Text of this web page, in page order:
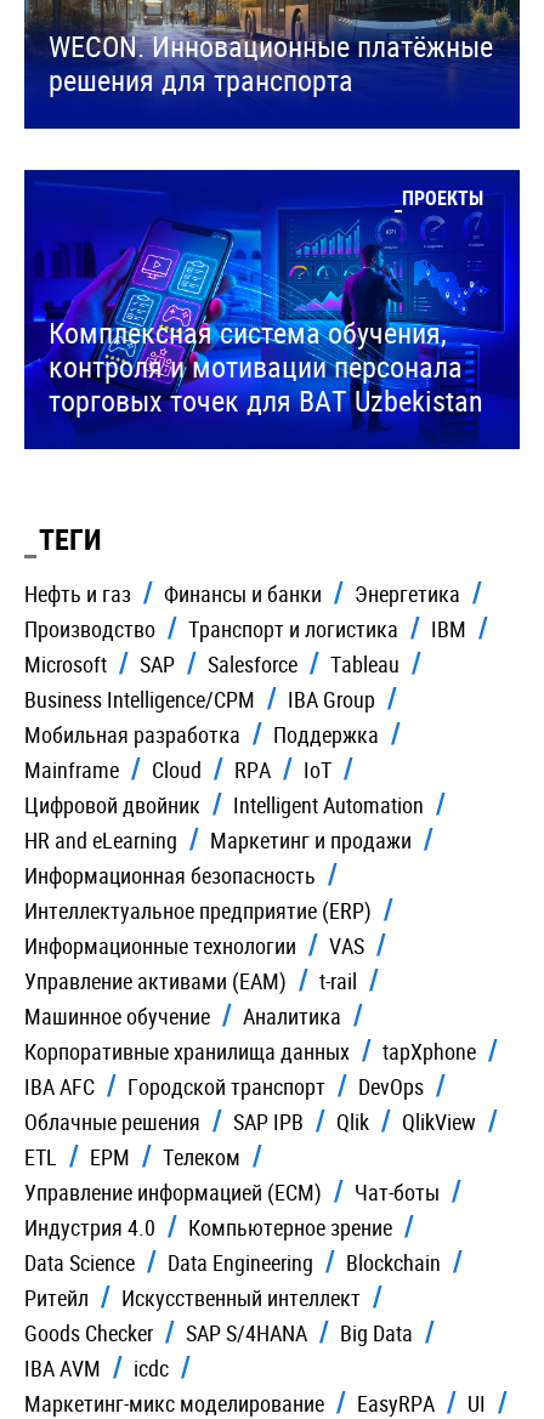
WECON. Инновационные платёжные
решения для транспорта
ПРОЕКТЫ
Комплексная система обучения,
контроля и мотивации персонала
торговых точек для BAT Uzbekistan
ТЕГИ
Нефть и газ Финансы и банки
Энергетика
Производство
Транспорт и логистика
IBM
Microsoft
SAP Salesforce
Tableau
Business Intelligence/CPM
IBA Group
Мобильная разработка
Поддержка
Mainframe
Cloud RPA
IoT
Цифровой двойник
Intelligent Automation
HR and eLearning
Маркетинг и продажи
Информационная безопасность
Интеллектуальное предприятие (ERP)
Информационные технологии
VAS
Управление активами (EAM)
t-rail
Машинное обучение
Аналитика
Корпоративные хранилища данных
tapXphone
IBA AFC
Городской транспорт
DevOps
Облачные решения
SAP IPB Qlik
QlikView
ETL
EPM
Телеком
Управление информацией (ECM)
Чат-боты
Индустрия 4.0
Компьютерное зрение
Data Science
Data Engineering
Blockchain
Ритейл
Искусственный интеллект
Goods Checker
SAP S/4HANA
Big Data
IBA AVM
icdc
Маркетинг-микс моделирование
EasyRPA
UI